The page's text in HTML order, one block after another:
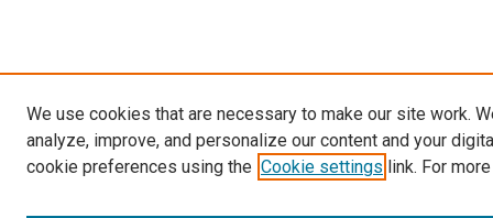
We use cookies that are necessary to make our site work.
analyze, improve, and personalize our content and your
cookie preferences using the Cookie settings link. For